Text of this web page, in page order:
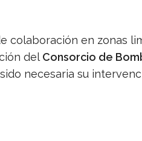
colaboración en zonas
del Consorcio de
necesaria su